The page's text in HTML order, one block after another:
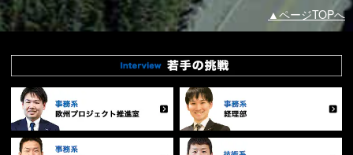
▲ページTOPへ